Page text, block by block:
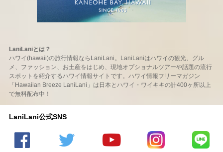
LaniLaniとは？
ハワイ(hawaii)の旅行情報ならLaniLani。LaniLaniはハワイの観光、グル
メ、ファッション、お土産をはじめ、現地オプショナルツアーや話題の流行
スポットを紹介するハワイ情報サイトです。ハワイ情報フリーマガジン
「Hawaiian Breeze LaniLani」は日本とハワイ・ワイキキの計400ヶ所以上
で無料配布中！
LaniLani公式SNS